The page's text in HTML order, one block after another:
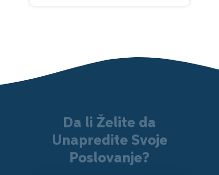
Da li Želite da
Unapredite Svoje
Poslovanje?